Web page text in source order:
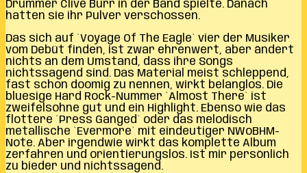
Drummer Clive Burr in der Band spielte. Danach
hatten sie ihr Pulver verschossen.
Das sich auf `Voyage Of The Eagle` vier der Musiker
vom Debüt finden, ist zwar ehrenwert, aber ändert
nichts an dem Umstand, dass ihre Songs
nichtssagend sind. Das Material meist schleppend,
fast schon doomig zu nennen, wirkt belanglos. Die
bluesige Hard Rock-Nummer `Almost There` ist
zweifelsohne gut und ein Highlight. Ebenso wie das
flottere `Press Ganged` oder das melodisch
metallische `Evermore` mit eindeutiger NWoBHM-
Note. Aber irgendwie wirkt das komplette Album
zerfahren und orientierungslos. Ist mir persönlich
zu bieder und nichtssagend.